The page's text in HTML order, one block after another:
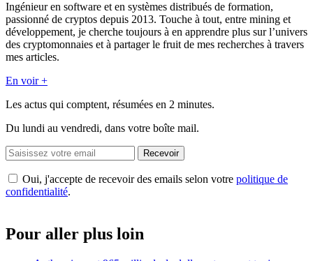
Ingénieur en software et en systèmes distribués de formation,
passionné de cryptos depuis 2013. Touche à tout, entre mining et
développement, je cherche toujours à en apprendre plus sur l’univers
des cryptomonnaies et à partager le fruit de mes recherches à travers
mes articles.
En voir +
Les actus qui comptent, résumées en 2 minutes.
Du lundi au vendredi, dans votre boîte mail.
Recevoir
Oui, j'accepte de recevoir des emails selon votre politique de
confidentialité.
Pour aller plus loin